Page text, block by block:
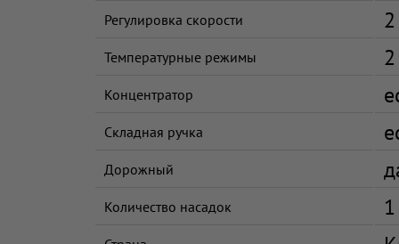
Регулировка скорости 2
Температурные режимы 2
Концентратор
Складная ручка
Дорожный
Количество насадок 1